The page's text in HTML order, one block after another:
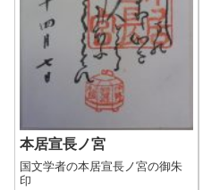
本居宣長ノ宮
国文学者の本居宣長ノ宮の御朱
印